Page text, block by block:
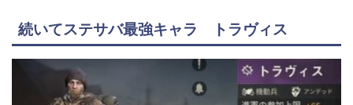
続いてステサバ最強キャラ トラヴィス